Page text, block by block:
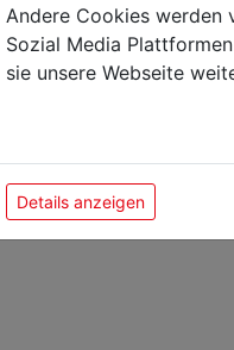
Andere Cookies werden
Sozial Media
sie unsere Webseite
Details anzeigen